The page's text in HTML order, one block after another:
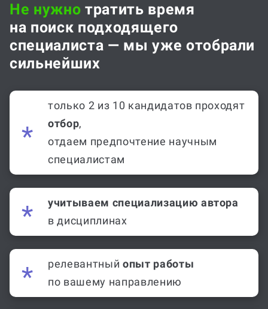
Не нужно тратить время
на поиск подходящего
специалиста — мы уже отобрали
сильнейших
только 2 из 10 кандидатов проходят
отбор,
отдаем предпочтение научным
специалистам
учитываем специализацию автора
в дисциплинах
релевантный опыт работы
по вашему направлению